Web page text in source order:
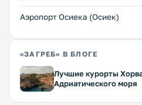
Аэропорт Осиека (Осиек)
«ЗАГРЕБ» В БЛОГЕ
Лучшие курорты
Адриатического моря